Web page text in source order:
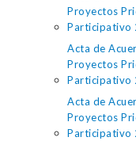
Proyectos
Participativo
Acta de
Proyectos
Participativo
Acta de
Proyectos
Participativo